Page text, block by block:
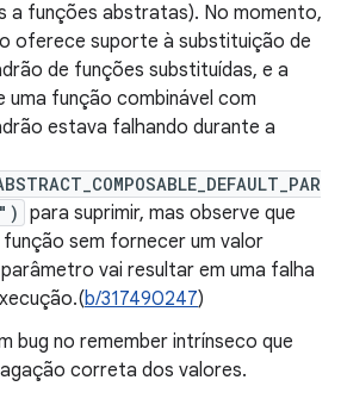
a funções abstratas). No momento,
oferece suporte à substituição de
de funções substituídas, e a
uma função combinável com
estava falhando durante a
para suprimir, mas observe que
sem fornecer um valor
vai resultar em uma falha
b/317490247)
bug no remember intrínseco que
correta dos valores.